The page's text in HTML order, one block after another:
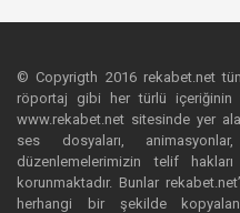
© Copyrigth 2016 rekabet.net
röportaj gibi her türlü içeriğinin
www.rekabet.net sitesinde yer
ses dosyaları,
düzenlemelerimizin telif
korunmaktadır. Bunlar
herhangi bir şekilde